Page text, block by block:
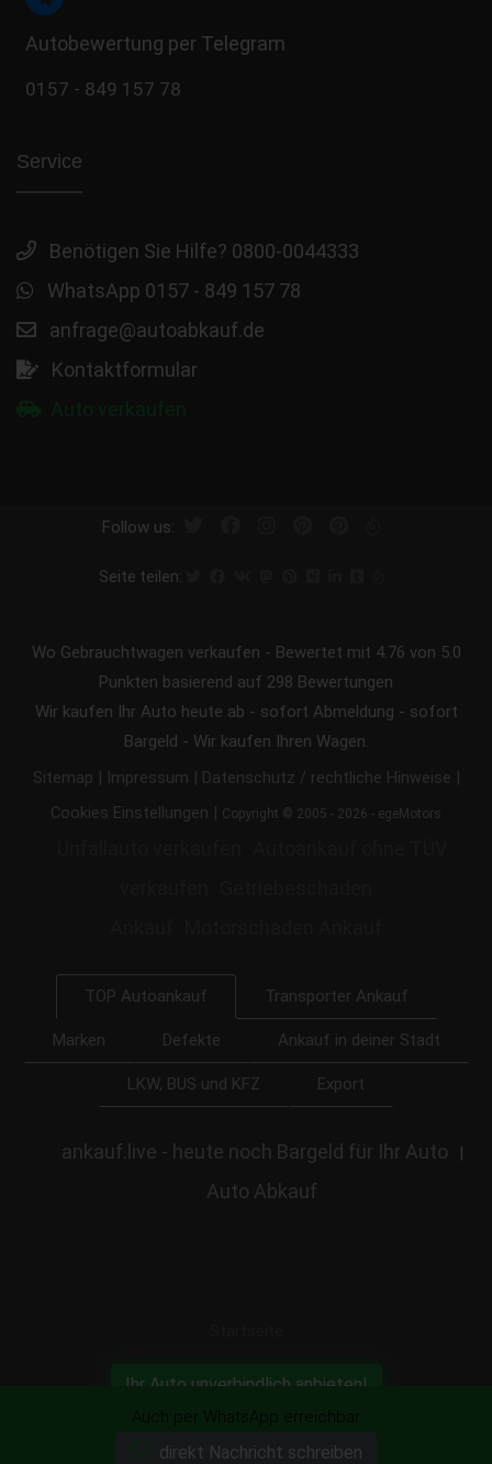
Autobewertung per Telegram
0157 - 849 157 78
Service
Benötigen Sie Hilfe? 0800-0044333
WhatsApp 0157 - 849 157 78
anfrage@autoabkauf.de
Kontaktformular
Follow us:
Seite teilen:
Wo Gebrauchtwagen verkaufen - Bewertet mit 4.76 von 5.0
Punkten basierend auf 298 Bewertungen
Wir kaufen Ihr Auto heute ab - sofort Abmeldung - sofort
Bargeld - Wir kaufen Ihren Wagen.
Sitemap | Impressum | Datenschutz / rechtliche Hinweise |
Cookies Einstellungen | Copyright © 2005 - 2026 - egeMotors
TOP Autoankauf Transporter Ankauf
Marken Defekte Ankauf in deiner Stadt
LKW, BUS und KFZ Export
ankauf.live - heute noch Bargeld für Ihr Auto |
Auto Abkauf
Ihr Auto unverbindlich anbieten!
Auch per WhatsApp erreichbar
direkt Nachricht schreiben